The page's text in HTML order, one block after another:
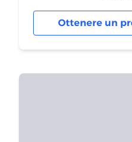
Ottenere un